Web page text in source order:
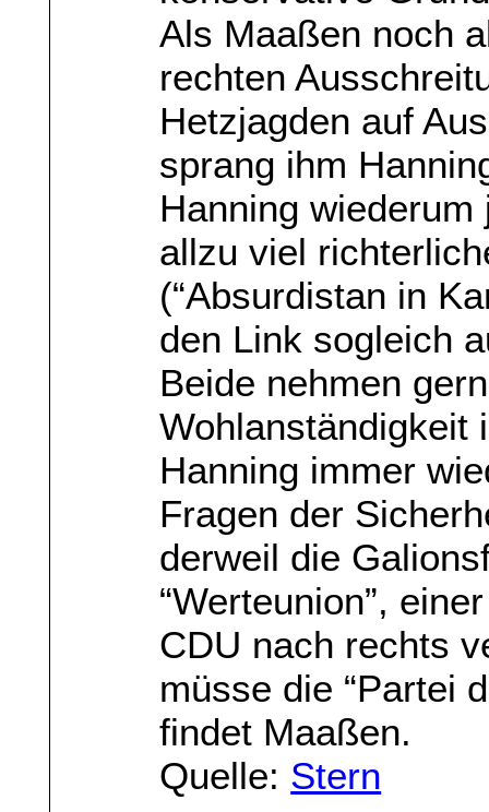
Als Maaßen noch
rechten
Hetzjagden auf
sprang ihm
Hanning wiederum
allzu viel
(“Absurdistan in
den Link sogleich
Beide nehmen
Wohlanständigkeit
Hanning immer
Fragen der
derweil die
“Werteunion”,
CDU nach rechts
müsse die “Partei
findet Maaßen.
Quelle: Stern